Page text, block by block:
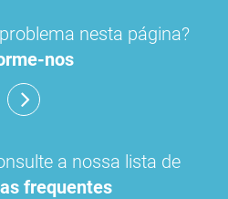
nesta página?
nos
a nossa lista de
frequentes